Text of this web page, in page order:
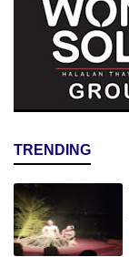
TRENDING